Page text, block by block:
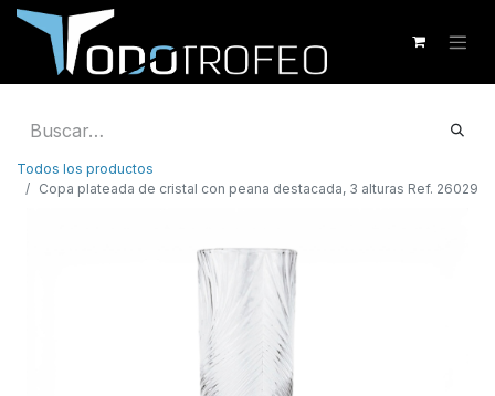
Todos los productos
Copa plateada de cristal con peana destacada, 3 alturas Ref. 26029